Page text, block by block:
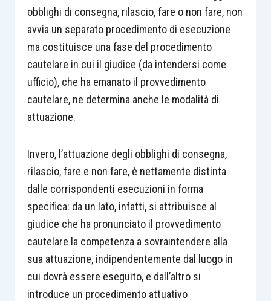
obblighi di consegna, rilascio, fare o non fare, non
avvia un separato procedimento di esecuzione
ma costituisce una fase del procedimento
cautelare in cui il giudice (da intendersi come
ufficio), che ha emanato il provvedimento
cautelare, ne determina anche le modalità di
attuazione.
Invero, l’attuazione degli obblighi di consegna,
rilascio, fare e non fare, è nettamente distinta
dalle corrispondenti esecuzioni in forma
specifica: da un lato, infatti, si attribuisce al
giudice che ha pronunciato il provvedimento
cautelare la competenza a sovraintendere alla
sua attuazione, indipendentemente dal luogo in
cui dovrà essere eseguito, e dall’altro si
introduce un procedimento attuativo